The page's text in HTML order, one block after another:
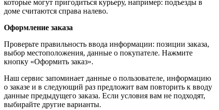
которые могут пригодиться курьеру, например: подъезды в
доме считаются справа налево.
Оформление заказа
Проверьте правильность ввода информации: позиции заказа,
выбор местоположения, данные о покупателе. Нажмите
кнопку «Оформить заказ».
Наш сервис запоминает данные о пользователе, информацию
о заказе и в следующий раз предложит вам повторить к вводу
данные предыдущего заказа. Если условия вам не подходят,
выбирайте другие варианты.